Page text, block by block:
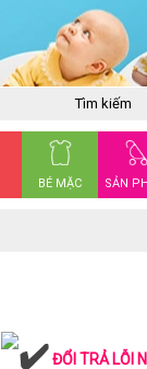
Tìm kiếm
BÉ MẶC SẢN
ĐỔI TRẢ LỖI